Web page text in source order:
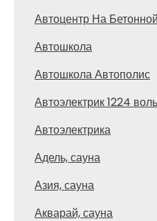
Автоцентр На Бетонной
Автошкола
Автошкола Автополис
Автоэлектрик 1224
Автоэлектрика
Адель, сауна
Азия, сауна
Акварай, сауна